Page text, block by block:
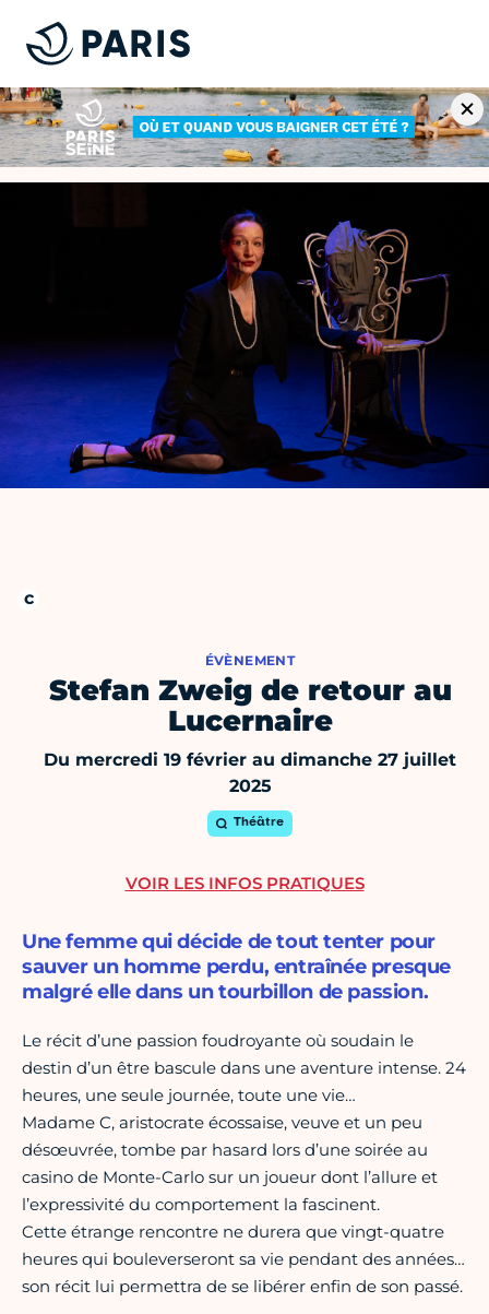
ÉVÈNEMENT
Stefan Zweig de retour au
Lucernaire
Du mercredi 19 février au dimanche 27 juillet
2025
Théâtre
Une femme qui décide de tout tenter pour
sauver un homme perdu, entraînée presque
malgré elle dans un tourbillon de passion.
Le récit d’une passion foudroyante où soudain le
destin d’un être bascule dans une aventure intense. 24
heures, une seule journée, toute une vie…
Madame C, aristocrate écossaise, veuve et un peu
désœuvrée, tombe par hasard lors d’une soirée au
casino de Monte-Carlo sur un joueur dont l’allure et
l’expressivité du comportement la fascinent.
Cette étrange rencontre ne durera que vingt-quatre
heures qui bouleverseront sa vie pendant des années…
son récit lui permettra de se libérer enfin de son passé.
VOIR LES INFOS PRATIQUES